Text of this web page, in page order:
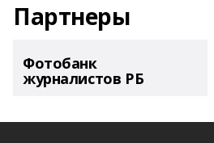
Партнеры
Фотобанк
журналистов РБ